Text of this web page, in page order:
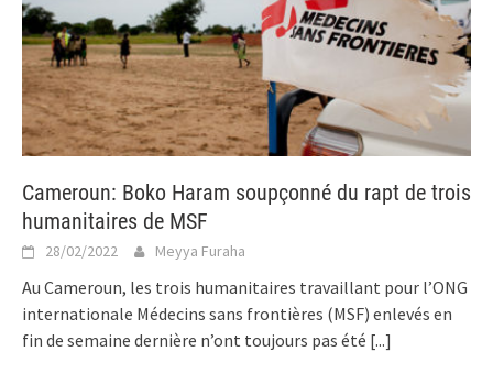
Cameroun: Boko Haram soupçonné du rapt de trois
humanitaires de MSF
28/02/2022 Meyya Furaha
Au Cameroun, les trois humanitaires travaillant pour l’ONG
internationale Médecins sans frontières (MSF) enlevés en
fin de semaine dernière n’ont toujours pas été [...]